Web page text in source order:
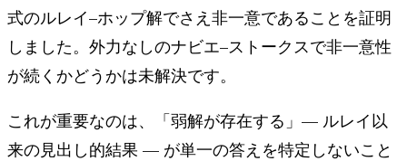
式のルレイ–ホップ解でさえ非一意であることを証明
しました。外力なしのナビエ–ストークスで非一意性
が続くかどうかは未解決です。
これが重要なのは、「弱解が存在する」— ルレイ以
来の見出し的結果 — が単一の答えを特定しないこと